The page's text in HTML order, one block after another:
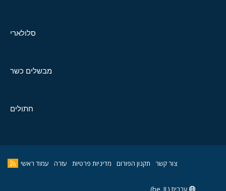
סלולארי
מבשלים כשר
חתולים
צור קשר תקנון הפורום מדיניות פרטיות עזרה עמוד ראשי
עברית (he_IL)